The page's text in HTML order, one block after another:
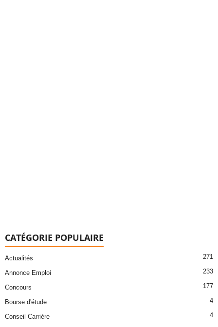
CATÉGORIE POPULAIRE
Actualités 271
Annonce Emploi 233
Concours 177
Bourse d'étude 4
Conseil Carrière 4